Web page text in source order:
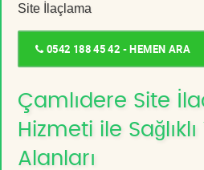
Site İlaçlama
0542 188 45 42 - HEMEN ARA
Çamlıdere Site
Hizmeti ile
Alanları